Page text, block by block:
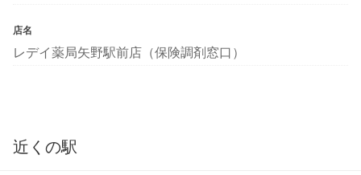
店名
レデイ薬局矢野駅前店（保険調剤窓口）
近くの駅